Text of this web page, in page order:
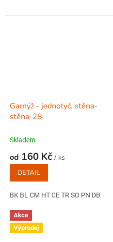
Garnýž - jednotyč, stěna-
stěna-28
Skladem
od 160 Kč / ks
DETAIL
BK BL CM HT CE TR SO PN DB
Akce
Výprodej